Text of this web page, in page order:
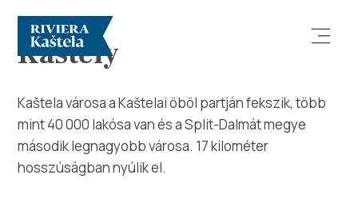
Kastély
Kaštela városa a Kaštelai öböl partján fekszik, több
mint 40 000 lakósa van és a Split-Dalmát megye
második legnagyobb városa. 17 kilométer
hosszúságban nyúlik el.